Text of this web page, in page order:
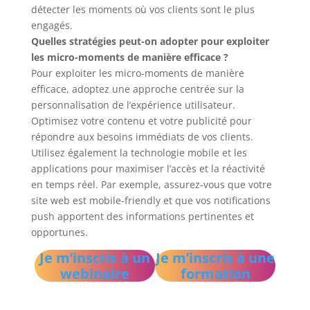
détecter les moments où vos clients sont le plus
engagés.
Quelles stratégies peut-on adopter pour exploiter
les micro-moments de manière efficace ?
Pour exploiter les micro-moments de manière
efficace, adoptez une approche centrée sur la
personnalisation de l’expérience utilisateur.
Optimisez votre contenu et votre publicité pour
répondre aux besoins immédiats de vos clients.
Utilisez également la technologie mobile et les
applications pour maximiser l’accès et la réactivité
en temps réel. Par exemple, assurez-vous que votre
site web est mobile-friendly et que vos notifications
push apportent des informations pertinentes et
opportunes.
Je m’inscris à un
webinaire
Je m’inscris à une
formation